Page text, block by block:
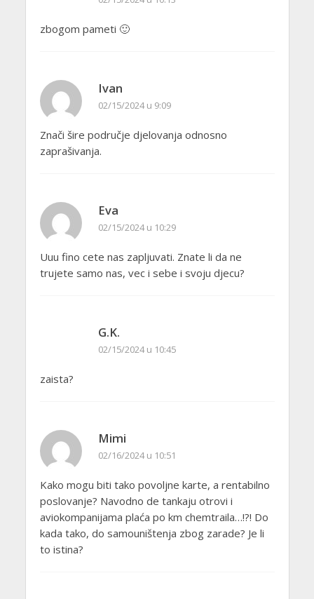
zbogom pameti 🙂
Ivan
02/15/2024 u 9:09
Znači šire područje djelovanja odnosno
zaprašivanja.
Eva
02/15/2024 u 10:29
Uuu fino cete nas zapljuvati. Znate li da ne
trujete samo nas, vec i sebe i svoju djecu?
G.K.
02/15/2024 u 10:45
zaista?
Mimi
02/16/2024 u 10:51
Kako mogu biti tako povoljne karte, a rentabilno
poslovanje? Navodno de tankaju otrovi i
aviokompanijama plaća po km chemtraila…!?! Do
kada tako, do samouništenja zbog zarade? Je li
to istina?